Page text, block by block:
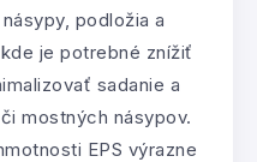
podložia a
je potrebné znížiť
sadanie a
mostných násypov.
EPS výrazne